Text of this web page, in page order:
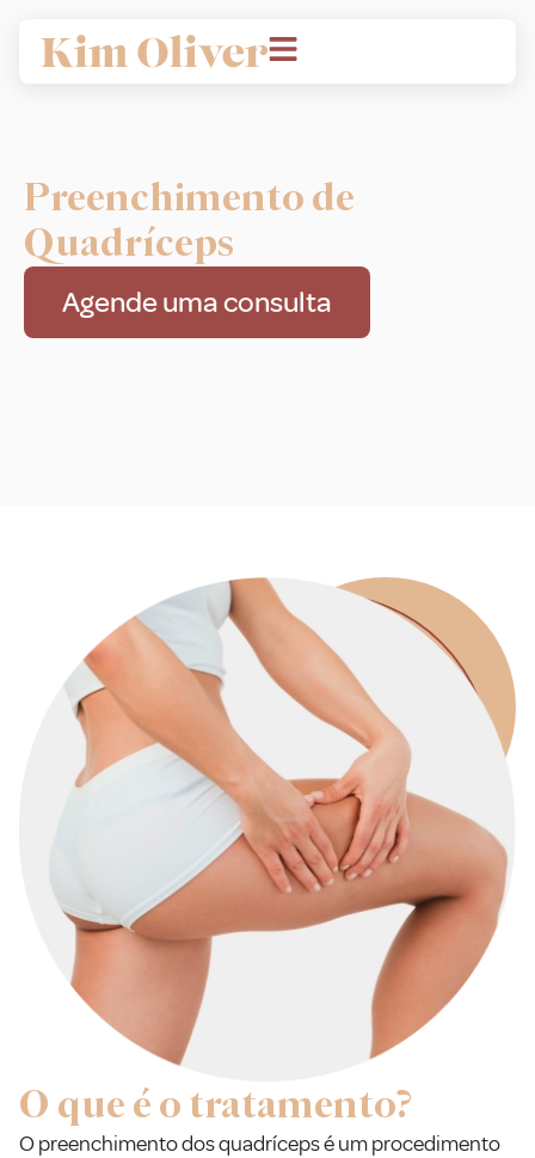
Preenchimento de
Quadríceps
Agende uma consulta
O que é o tratamento?
O preenchimento dos quadríceps é um procedimento